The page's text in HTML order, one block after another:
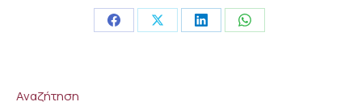
Share Share Share Share
Αναζήτηση